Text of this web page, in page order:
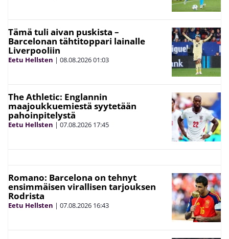
Tämä tuli aivan puskista –
Barcelonan tähtitoppari lainalle
Liverpooliin
Eetu Hellsten | 08.08.202601:03
The Athletic: Englannin
maajoukkuemiestä syytetään
pahoinpitelystä
Eetu Hellsten | 07.08.2026 17:45
Romano: Barcelona on tehnyt
ensimmäisen virallisen tarjouksen
Rodrista
Eetu Hellsten | 07.08.2026 16:43